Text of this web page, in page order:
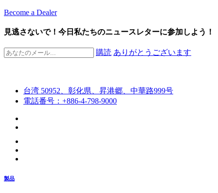
Become a Dealer
見逃さないで！今日私たちのニュースレターに参加しよう！
購読 ありがとうございます
台湾 50952、彰化県、昇港郷、中華路999号
電話番号：+886-4-798-9000
製品